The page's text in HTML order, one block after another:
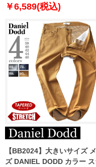
dm-t240412
￥6,589(税込)
【BB2024】大きいサイズ
ズ DANIEL DODD カラー